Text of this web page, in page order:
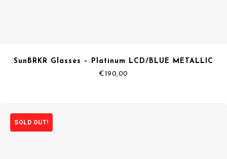
SunBRKR Glasses – Platinum LCD/BLUE METALLIC
€190,00
SOLD OUT!